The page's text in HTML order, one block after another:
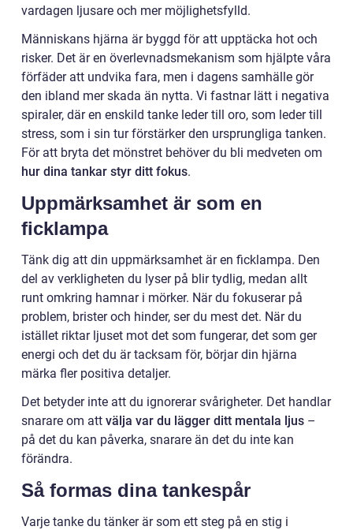
vardagen ljusare och mer möjlighetsfylld.
Människans hjärna är byggd för att upptäcka hot och
risker. Det är en överlevnadsmekanism som hjälpte våra
förfäder att undvika fara, men i dagens samhälle gör
den ibland mer skada än nytta. Vi fastnar lätt i negativa
spiraler, där en enskild tanke leder till oro, som leder till
stress, som i sin tur förstärker den ursprungliga tanken.
För att bryta det mönstret behöver du bli medveten om
hur dina tankar styr ditt fokus.
Uppmärksamhet är som en
ficklampa
Tänk dig att din uppmärksamhet är en ficklampa. Den
del av verkligheten du lyser på blir tydlig, medan allt
runt omkring hamnar i mörker. När du fokuserar på
problem, brister och hinder, ser du mest det. När du
istället riktar ljuset mot det som fungerar, det som ger
energi och det du är tacksam för, börjar din hjärna
märka fler positiva detaljer.
Det betyder inte att du ignorerar svårigheter. Det handlar
snarare om att välja var du lägger ditt mentala ljus –
på det du kan påverka, snarare än det du inte kan
förändra.
Så formas dina tankespår
Varje tanke du tänker är som ett steg på en stig i